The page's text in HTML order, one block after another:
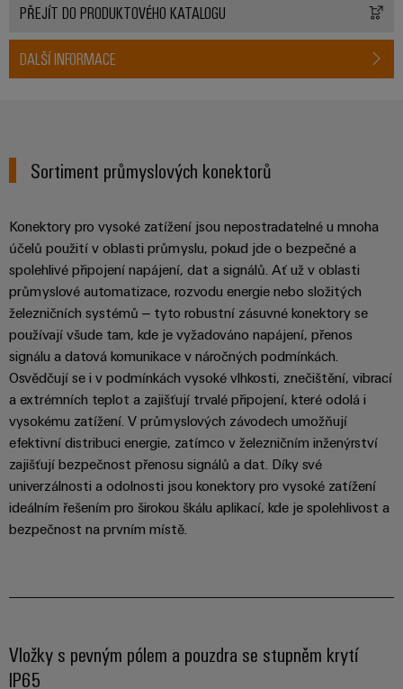
a
moderních
energetických
sítí
Bezpečné
procesy
řešení
pro
procesní
průmysl
Stavba
lodí
Komplexní
spoje
pro
námořní
průmysl
Strojní
zařízení
Řešení
pro
a
Tradiční
energie
SOFTWARE
Internet
Průmyslová
automatizace
Průmyslový
internet
věcí
Průmyslová
bezpečnost
Platforma
průmyslových
služeb
easyConnect
systém
Krytky
pro
elektroniku
a přepětí
Sdružovací
skříně
PV
Rozvaděče
Fieldbus
Automatizace
a software
Řídicí
jednotky
I/O
Systémy
Ethernet
panely
Opravy
a náhradní
díly
semináře
Možnosti
digitálního
objednávání
eShop
OCI
rozhraní
Rozhraní
EDI
NAVŠTIVTE
PŘEHLED
automatizaci
Najděte
si
řešení
Internetu
věcí
Akce
a
veletrhy
Globální
veletrhy
a
akce
Digital
IoT
PŘEJÍT DO PRODUKTOVÉHO KATALOGU
DALŠÍ INFORMACE
Sortiment průmyslových konektorů
Konektory pro vysoké zatížení jsou nepostradatelné u mnoha
účelů použití v oblasti průmyslu, pokud jde o bezpečné a
spolehlivé připojení napájení, dat a signálů. Ať už v oblasti
průmyslové automatizace, rozvodu energie nebo složitých
železničních systémů – tyto robustní zásuvné konektory se
používají všude tam, kde je vyžadováno napájení, přenos
signálu a datová komunikace v náročných podmínkách.
Osvědčují se i v podmínkách vysoké vlhkosti, znečištění, vibrací
a extrémních teplot a zajišťují trvalé připojení, které odolá i
vysokému zatížení. V průmyslových závodech umožňují
efektivní distribuci energie, zatímco v železničním inženýrství
zajišťují bezpečnost přenosu signálů a dat. Díky své
univerzálnosti a odolnosti jsou konektory pro vysoké zatížení
ideálním řešením pro širokou škálu aplikací, kde je spolehlivost a
bezpečnost na prvním místě.
Vložky s pevným pólem a pouzdra se stupněm krytí
IP65